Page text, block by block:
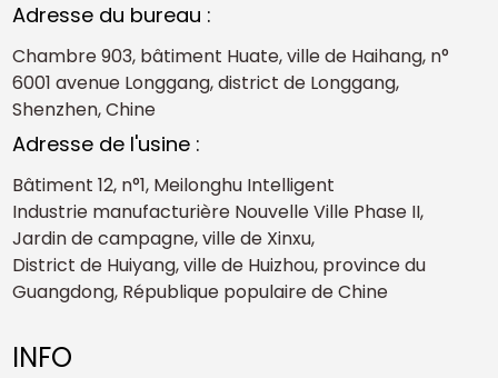
Adresse du bureau :
Chambre 903, bâtiment Huate, ville de Haihang, n°
6001 avenue Longgang, district de Longgang,
Shenzhen, Chine
Adresse de l'usine :
Bâtiment 12, n°1, Meilonghu Intelligent
Industrie manufacturière Nouvelle Ville Phase II,
Jardin de campagne, ville de Xinxu,
District de Huiyang, ville de Huizhou, province du
Guangdong, République populaire de Chine
INFO